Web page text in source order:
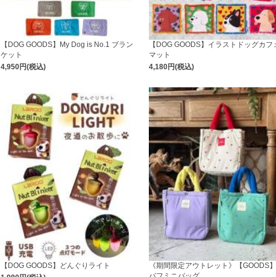
【DOG GOODS】My Dog is No.1 ブラン
ケット
4,950円(税込)
【DOG GOODS】イラストドッグカフ
マット
4,180円(税込)
【DOG GOODS】どんぐりライト
《期間限定アウトレット》【GOODS】